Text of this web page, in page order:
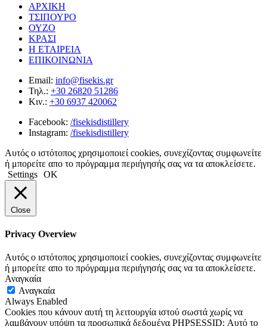
ΑΡΧΙΚΗ
ΤΣΙΠΟΥΡΟ
ΟΥΖΟ
ΚΡΑΣΙ
Η ΕΤΑΙΡΕΙΑ
ΕΠΙΚΟΙΝΩΝΙΑ
Email: info@fisekis.gr
Τηλ.: +30 26820 51286
Κιν.: +30 6937 420062
Facebook: /fisekisdistillery
Instagram: /fisekisdistillery
Αυτός ο ιστότοπος χρησιμοποιεί cookies, συνεχίζοντας συμφωνείτε
ή μπορείτε απο το πρόγραμμα περιήγησής σας να τα αποκλείσετε.
Settings ΟΚ
Close
Privacy Overview
Αυτός ο ιστότοπος χρησιμοποιεί cookies, συνεχίζοντας συμφωνείτε
ή μπορείτε απο το πρόγραμμα περιήγησής σας να τα αποκλείσετε.
Αναγκαία
Αναγκαία
Always Enabled
Cookies που κάνουν αυτή τη λειτουργία ιστού σωστά χωρίς να
λαμβάνουν υπόψη τα προσωπικά δεδομένα PHPSESSID: Αυτό το